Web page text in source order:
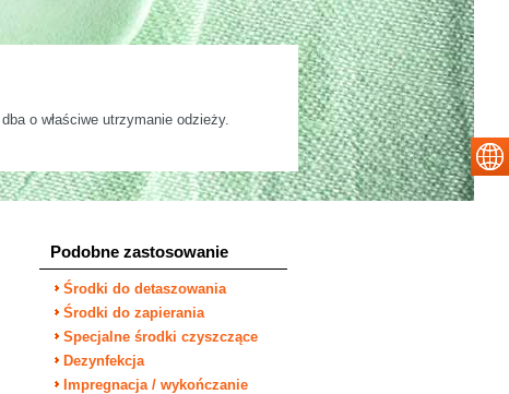
o właściwe utrzymanie odzieży.
Podobne zastosowanie
Środki do detaszowania
Środki do zapierania
Specjalne środki czyszczące
Dezynfekcja
Impregnacja / wykończanie